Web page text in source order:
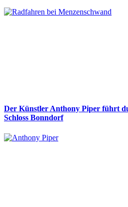
Der Künstler Anthony Piper führt
Schloss Bonndorf